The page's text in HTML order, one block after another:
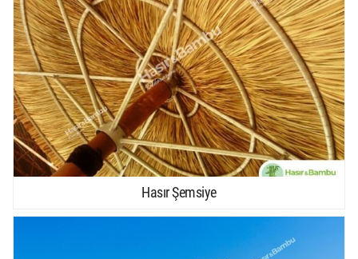
Hasır Şemsiye